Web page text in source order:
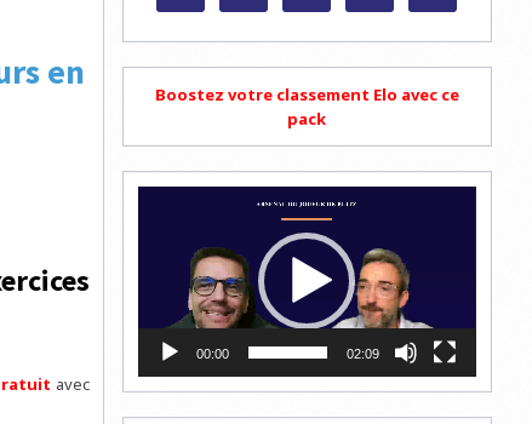
en
avec
Boostez votre classement Elo avec ce
pack
00:00 02:09